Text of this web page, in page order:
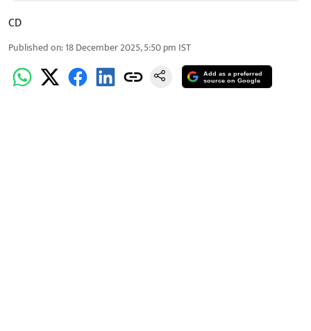
CD
Published on:18 December 2025, 5:50 pm IST
Add as a preferred
source on Google